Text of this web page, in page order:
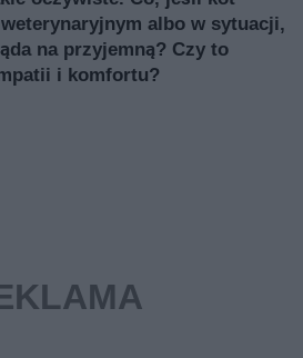
albo w sytuacji,
na przyjemną? Czy to
i komfortu?